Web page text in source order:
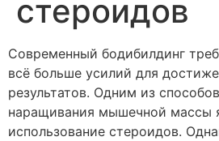
стероидов
Современный бодибилдинг
всё больше усилий для
результатов. Одним из
наращивания мышечной массы
использование стероидов.